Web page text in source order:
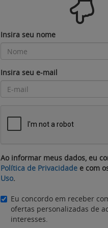
Insira seu nome
Insira seu e-mail
Ao informar meus dados, eu
Política de Privacidade e com
Uso.
Eu concordo em receber
ofertas personalizadas de
interesses.